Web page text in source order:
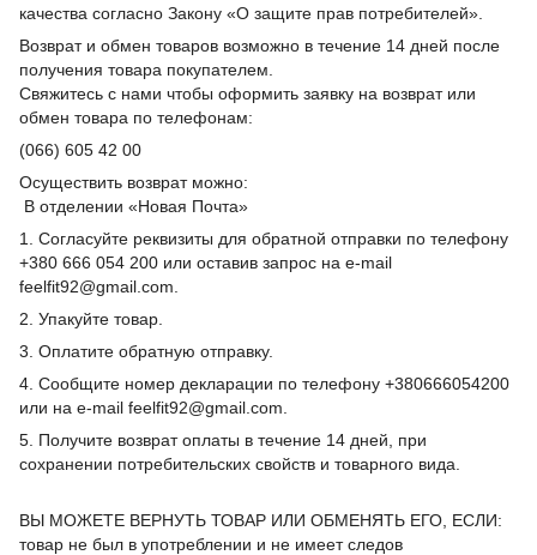
качества согласно Закону «О защите прав потребителей».
Возврат и обмен товаров возможно в течение 14 дней после
получения товара покупателем.
Свяжитесь с нами чтобы оформить заявку на возврат или
обмен товара по телефонам:
(066) 605 42 00
Осуществить возврат можно:
В отделении «Новая Почта»
1. Согласуйте реквизиты для обратной отправки по телефону
+380 666 054 200 или оставив запрос на e-mail
feelfit92@gmail.com.
2. Упакуйте товар.
3. Оплатите обратную отправку.
4. Сообщите номер декларации по телефону +380666054200
или на e-mail feelfit92@gmail.com.
5. Получите возврат оплаты в течение 14 дней, при
сохранении потребительских свойств и товарного вида.
ВЫ МОЖЕТЕ ВЕРНУТЬ ТОВАР ИЛИ ОБМЕНЯТЬ ЕГО, ЕСЛИ:
товар не был в употреблении и не имеет следов